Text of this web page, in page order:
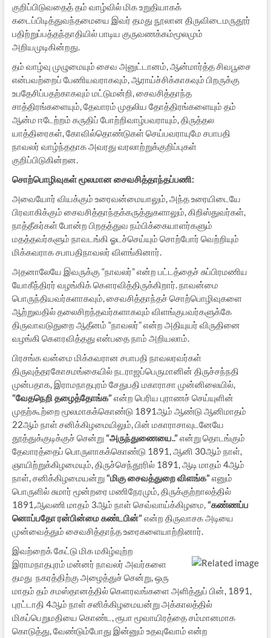
குறிப்பிடுவதைத் தம் வாழ்வில் மிக உறுதியாகக்
கடைப்பிடித்துவந்தமையை இவர் தமது நூலான திருவிடைமருதூர்
பதிற்றுப்பத்தந்தாதியில் பாடிய குருவணக்கம்மூலமும்
அறியமுடிகின்றது.
தம் வாழ்வு முழுமையும் சைவ அனுட்டானம், ஆன்மார்த்த சிவபூசை
என்பவற்றைப் பேணியவராகவும், ஆராய்ச்சிக்காகவும் பிறருக்கு
உபதேசிப்பதற்காகவும் மட்டுமன்றி, சைவசித்தாந்த
சாத்திரங்களையும், தேவாரம் முதலிய தோத்திரங்களையும் தம்
ஆன்ம ஈடேற்றம் கருதிப் போற்றிவாழ்பவராயும், திருத்தல
யாத்திரைகள், கோவில்தொண்டுகள் செய்பவராயுமே சபாபதி
நாவலர் வாழ்ந்ததாக அவரது வரலாற்றுக்குறிப்புகள்
குறிப்பிடுகின்றன.
சொற்பொழிவுகள் மூலமான சைவசித்தாந்தப்பணி:
அவையோர் வியக்கும் உரைவன்மையாலும், அந்த உரையிடையே
பிரவாகிக்கும் சைவசித்தாந்தக்கருத்துகளாலும், கிறிஸ்துவர்கள்,
நாத்தீகர்கள் போன்ற பிறதத்துவ நம்பிக்கையாளர்களும்
மதத்தவர்களும் நாவடங்கி ஓடச்செய்யும் சொற்போர் வெற்றியும்
மிக்கவராக சபாபதிநாவலர் விளங்கினார்.
அதனாலேயே இவருக்கு “நாவலர்” என்ற பட்டத்தைச் சுப்பிரமணிய
யோகீந்திரர் வழங்கிக் கௌரவித்திருக்கிறார். நாவன்மை
பொருந்தியவர்களாகவும், சைவசித்தாந்தச் சொற்பொழிவுகளை
ஆற்றுவதில் தலைசிறந்தவர்களாகவும் விளங்குபவர்களுக்கே
திருவாவடுதுறை ஆதீனம் “நாவலர்” என்ற அதியுயர் விருதினை
வழங்கி கௌரவித்தது என்பதை நாம் அறியலாம்.
பிரசங்க வன்மை மிக்கவரான சபாபதி நாவலரவர்கள்
திருவுத்தரகோசமங்கையில் நடராஜப்பெருமானின் திருச்சந்நதி
முன்பதாக, இராமநாதபுரம் சேதுபதி மகாராசா முன்னிலையில்,
“வேதநெறி தழைத்தோங்க”என்ற பெரிய புராணச் செய்யுளின்
முதற்கூற்றை மூலமாகக்கொண்டு 1891ஆம் ஆண்டு ஆனிமாதம்
22ஆம் நாள் சனிக்கிழமையிலும், பின் மகாராசாவுடனேயே
தூத்துக்குடிக்குச் சென்று“அருந்துணையை..”என்று தொடங்கும்
தேவாரத்தைப் பொருளாகக்கொண்டு 1891, ஆனி 30ஆம் நாள்,
ஞாயிற்றுக்கிழமையும், திருச்செந்தூரில் 1891, ஆடி மாதம் 4ஆம்
நாள், சனிக்கிழமையன்று“மிகு சைவத்துறை விளங்க”எனும்
பொருளில் சுமார் மூன்றரை மணிநேரமும், திருக்குற்றாலத்தில்
1891,ஆவணி மாதம் 3ஆம் நாள் செவ்வாய்க்கிழமை,“கண்ணப்ப
னொப்பதோ ரன்பின்மை கண்டபின்”என்ற திருவாசக அடியை
முன்வைத்தும் சைவசித்தாந்த உரைகளையாற்றினார்.
இவற்றைக் கேட்டு மிக மகிழ்வுற்ற
இராமநாதபுரம் மன்னர் நாவலர் அவர்களை
தமது நகரத்திற்கு அழைத்துச் சென்று, ஒரு
மாதம் தம் சமஸ்தானத்தில் கௌரவங்களை அளித்துப் பின், 1891,
புரட்டாதி 4ஆம் நாள் சனிக்கிழமையன்று அக்காலத்தில்
மிகப்பெறுமதியை கொண்ட, ரூபா மூவாயிரத்தை சம்மானமாக
கொடுத்து, வேண்டும்போது இன்னும் உதவுவோம் என்ற